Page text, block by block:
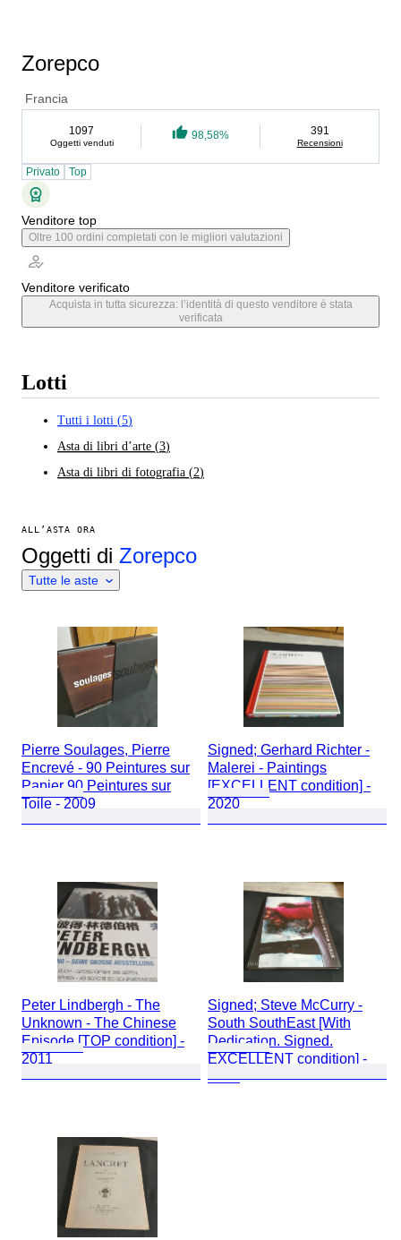
Zorepco
Francia
1097
Oggetti venduti
98,58% 391
Recensioni
Privato Top
Venditore top
Oltre 100 ordini completati con le migliori valutazioni
Venditore verificato
Acquista in tutta sicurezza: l’identità di questo venditore è stata
verificata
Lotti
Tutti i lotti (5)
Asta di libri d’arte (3)
Asta di libri di fotografia (2)
ALL’ASTA ORA
Oggetti di Zorepco
Tutte le aste
Pierre Soulages, Pierre
Encrevé - 90 Peintures sur
Papier 90 Peintures sur
Toile - 2009
Signed; Gerhard Richter -
Malerei - Paintings
[EXCELLENT condition] -
2020
Peter Lindbergh - The
Unknown - The Chinese
Episode [TOP condition] -
2011
Signed; Steve McCurry -
South SouthEast [With
Dedication. Signed.
EXCELLENT condition] -
2000